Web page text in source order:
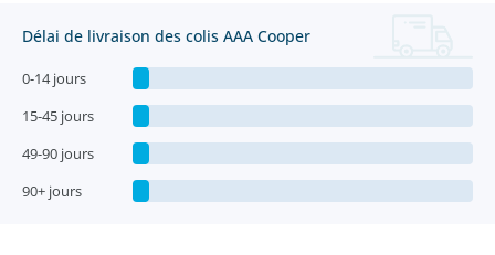
Délai de livraison des colis AAA Cooper
0-14 jours
15-45 jours
49-90 jours
90+ jours